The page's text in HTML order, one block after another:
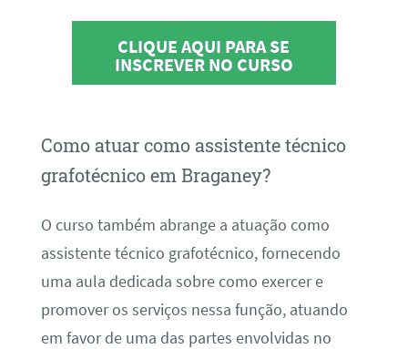
CLIQUE AQUI PARA SE
INSCREVER NO CURSO
Como atuar como assistente técnico
grafotécnico em Braganey?
O curso também abrange a atuação como
assistente técnico grafotécnico, fornecendo
uma aula dedicada sobre como exercer e
promover os serviços nessa função, atuando
em favor de uma das partes envolvidas no